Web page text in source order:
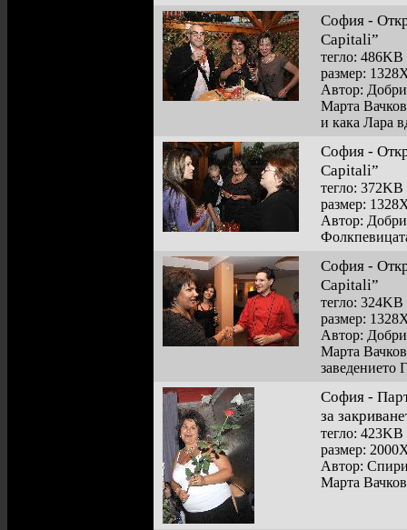
София -
Capitali”
тегло: 486KB
размер:
Автор:
Марта
и кака Лара
София -
Capitali”
тегло: 372KB
размер:
Автор:
София -
Capitali”
тегло: 324KB
размер:
Автор:
Марта
заведението
София -
за
тегло: 423KB
размер:
Автор:
Марта